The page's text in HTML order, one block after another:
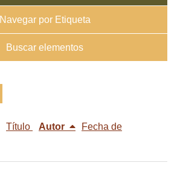
Navegar por Etiqueta
Buscar elementos
Título Autor
Fecha de